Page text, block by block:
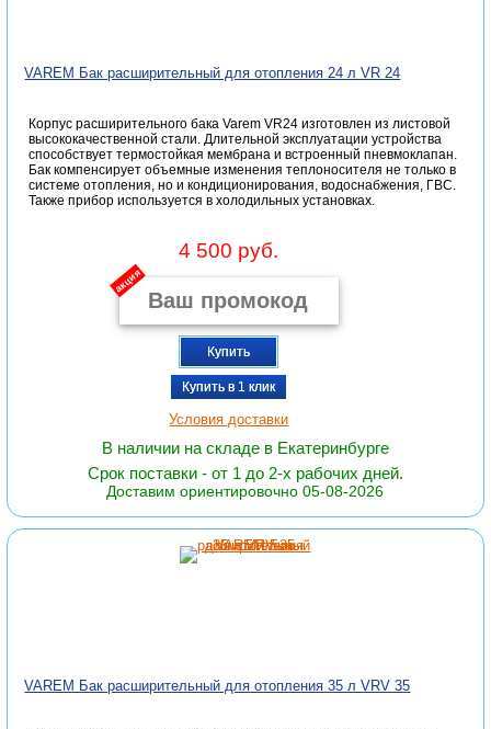
VAREM Бак расширительный для отопления 24 л VR 24
Корпус расширительного бака Varem VR24 изготовлен из листовой
высококачественной стали. Длительной эксплуатации устройства
способствует термостойкая мембрана и встроенный пневмоклапан.
Бак компенсирует объемные изменения теплоносителя не только в
системе отопления, но и кондиционирования, водоснабжения, ГВС.
Также прибор используется в холодильных установках.
4 500 руб.
акция
Купить
Купить в 1 клик
Условия доставки
В наличии на складе в Екатеринбурге
Срок поставки - от 1 до 2-х рабочих дней.
Доставим ориентировочно 05-08-2026
VAREM Бак расширительный для отопления 35 л VRV 35